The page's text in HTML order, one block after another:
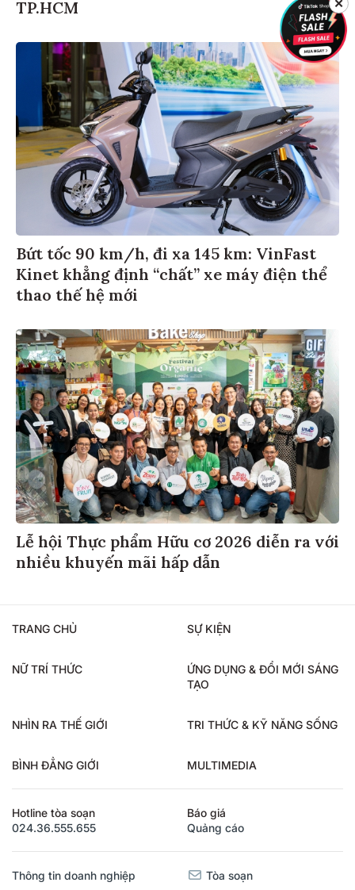
TP.HCM
Bứt tốc 90 km/h, đi xa 145 km: VinFast
Kinet khẳng định “chất” xe máy điện thể
thao thế hệ mới
Lễ hội Thực phẩm Hữu cơ 2026 diễn ra với
nhiều khuyến mãi hấp dẫn
TRANG CHỦ SỰ KIỆN
NỮ TRÍ THỨC
ỨNG DỤNG & ĐỔI MỚI SÁNG
TẠO
NHÌN RA THẾ GIỚI TRI THỨC & KỸ NĂNG SỐNG
BÌNH ĐẲNG GIỚI MULTIMEDIA
Hotline tòa soạn
024.36.555.655
Báo giá
Quảng cáo
Thông tin doanh nghiệp Tòa soạn
✕